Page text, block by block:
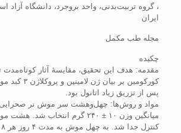
، گروه تربیت‌بدنی، واحد بروجرد، دانشگاه آزاد
ایران
مجله طب مکمل
چکیده
مقدمه: هدف این تحقیق، مقایسۀ آثار
کورکومین بر
پس از تزریق زیاد اتانول بود.
میانگین وزن ۱۰ ± ۲۴۰ گرم انتخاب